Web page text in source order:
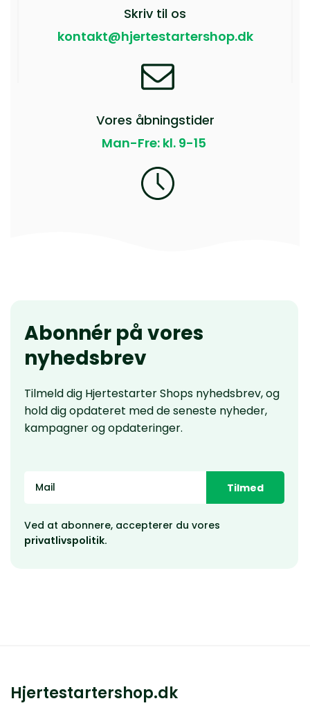
Skriv til os
kontakt@hjertestartershop.dk
Vores åbningstider
Man-Fre: kl. 9-15
Abonnér på vores
nyhedsbrev
Tilmeld dig Hjertestarter Shops nyhedsbrev, og
hold dig opdateret med de seneste nyheder,
kampagner og opdateringer.
Tilmed
Ved at abonnere, accepterer du vores
privatlivspolitik.
Hjertestartershop.dk